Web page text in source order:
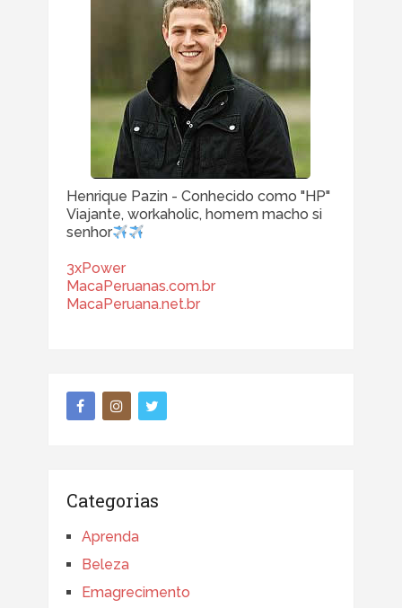
Henrique Pazin - Conhecido como "HP"
Viajante, workaholic, homem macho si
senhor
3xPower
MacaPeruanas.com.br
MacaPeruana.net.br
Categorias
Aprenda
Beleza
Emagrecimento